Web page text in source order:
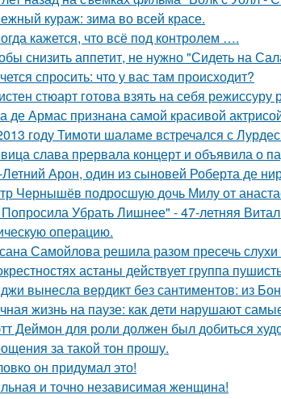
кураж: зима во всей красе.
кажется, что всё под контролем ….
снизить аппетит, не нужно "Сидеть на
спросить: что у вас там происходит?
стюарт готова взять на себя
де Армас признана самой красивой
году Тимоти шаламе встречался с
слава прервала концерт и объявила о
Арон, один из сыновей Роберта де
Чернышёв подросшую дочь Милу от
Убрать Лишнее" - 47-летняя
операцию.
Самойлова решила разом пресечь
астаны действует группа
вынесла вердикт без сантиментов: из
жизнь на паузе: как дети нарушают
Деймон для роли должен был добиться
за такой тон прошу.
он придумал это!
и точно независимая женщина!